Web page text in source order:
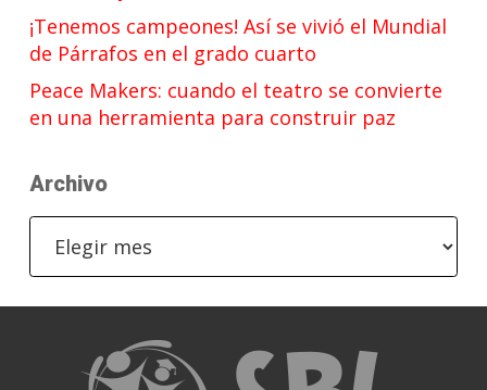
¡Tenemos campeones! Así se vivió el Mundial
de Párrafos en el grado cuarto
Peace Makers: cuando el teatro se convierte
en una herramienta para construir paz
Archivo